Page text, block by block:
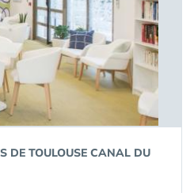
DE TOULOUSE CANAL DU